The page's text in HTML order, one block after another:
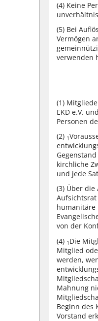
(4) Keine
(5) Bei
Vermögen
verwenden
(1)
EKD e.V.
Personen
(2) 1
kirchliche
und jede
(3) Über die
Aufsichtsrat
humanitäre
von der
(4) 1 Die
Mitglied
werden,
Mahnung
Beginn des
Vorstand